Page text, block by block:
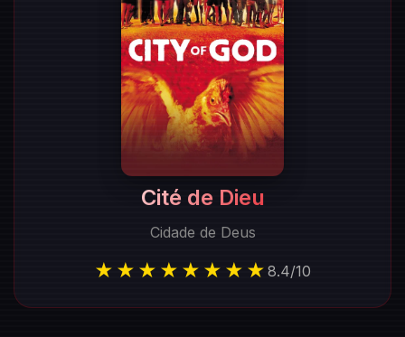
Cité de Dieu
Cidade de Deus
★★★★★★★★ 8.4/10